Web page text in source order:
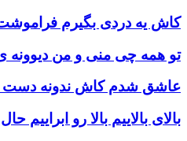
کاش یه دردی بگیرم
تو همه چی منی و من دیوونه
عاشق شدم کاش ندونه دست
بالای بالاییم بالا رو